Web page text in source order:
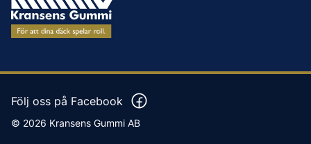
Våra Verkstäder
Press
Följ oss på Facebook
© 2026 Kransens Gummi AB